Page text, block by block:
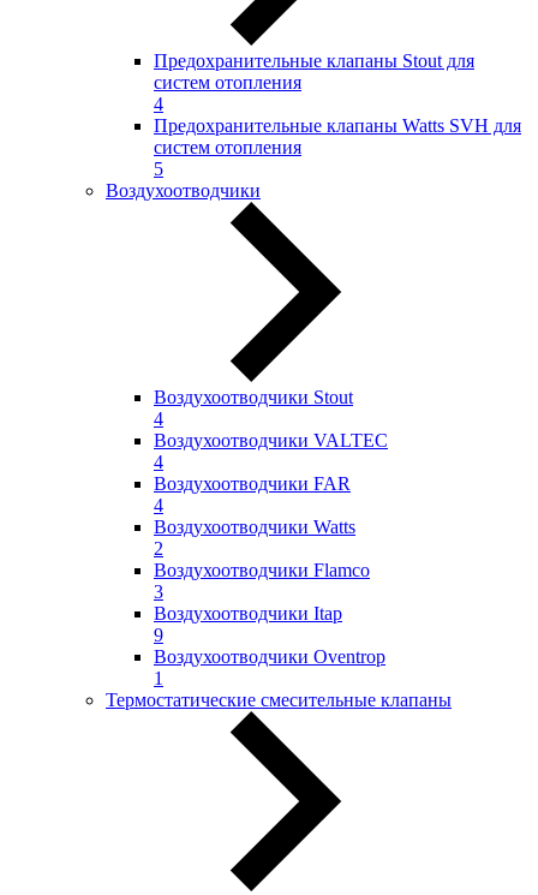
Предохранительные клапаны Stout для
систем отопления
4
Предохранительные клапаны Watts SVH для
систем отопления
5
Воздухоотводчики
Воздухоотводчики Stout
4
Воздухоотводчики VALTEC
4
Воздухоотводчики FAR
4
Воздухоотводчики Watts
2
Воздухоотводчики Flamco
3
Воздухоотводчики Itap
9
Воздухоотводчики Oventrop
1
Термостатические смесительные клапаны